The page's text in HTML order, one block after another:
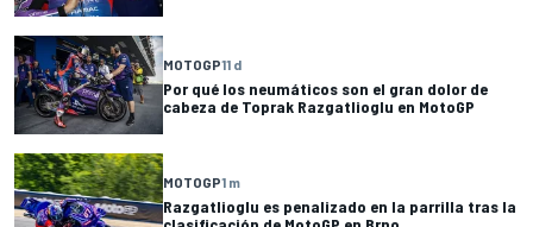
MOTOGP11 d
Por qué los neumáticos son el gran dolor de
cabeza de Toprak Razgatlioglu en MotoGP
MOTOGP1 m
Razgatlioglu es penalizado en la parrilla tras la